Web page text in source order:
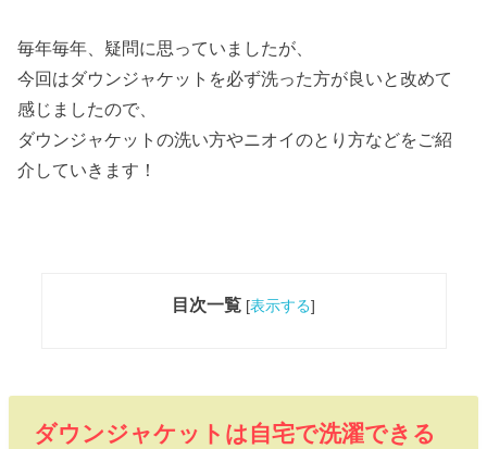
毎年毎年、疑問に思っていましたが、
今回はダウンジャケットを必ず洗った方が良いと改めて
感じましたので、
ダウンジャケットの洗い方やニオイのとり方などをご紹
介していきます！
目次一覧 [表示する]
ダウンジャケットは自宅で洗濯できる